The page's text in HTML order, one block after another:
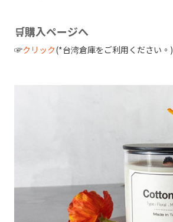
🛒購入ページへ
☞クリック(*台湾倉庫をご利用ください。)